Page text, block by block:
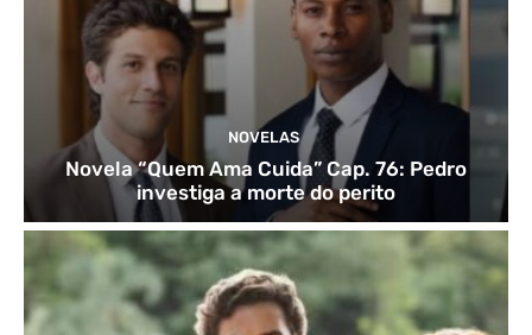
NOVELAS
Novela “Quem Ama Cuida” Cap. 76: Pedro
investiga a morte do perito